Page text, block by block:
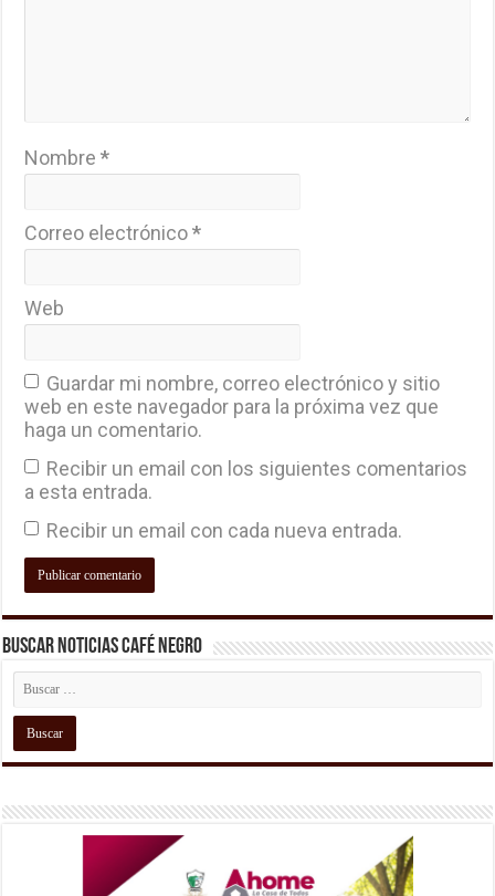
Nombre*
Correo electrónico*
Web
Guardar mi nombre, correo electrónico y sitio
web en este navegador para la próxima vez que
haga un comentario.
Recibir un email con los siguientes comentarios
a esta entrada.
Recibir un email con cada nueva entrada.
Buscar Noticias Café Negro